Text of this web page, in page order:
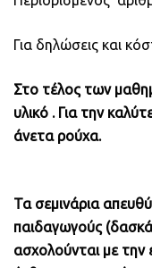
Για δηλώσεις και
Στο τέλος των
υλικό . Για την
άνετα ρούχα.
Τα σεμινάρια
παιδαγωγούς
ασχολούνται με την